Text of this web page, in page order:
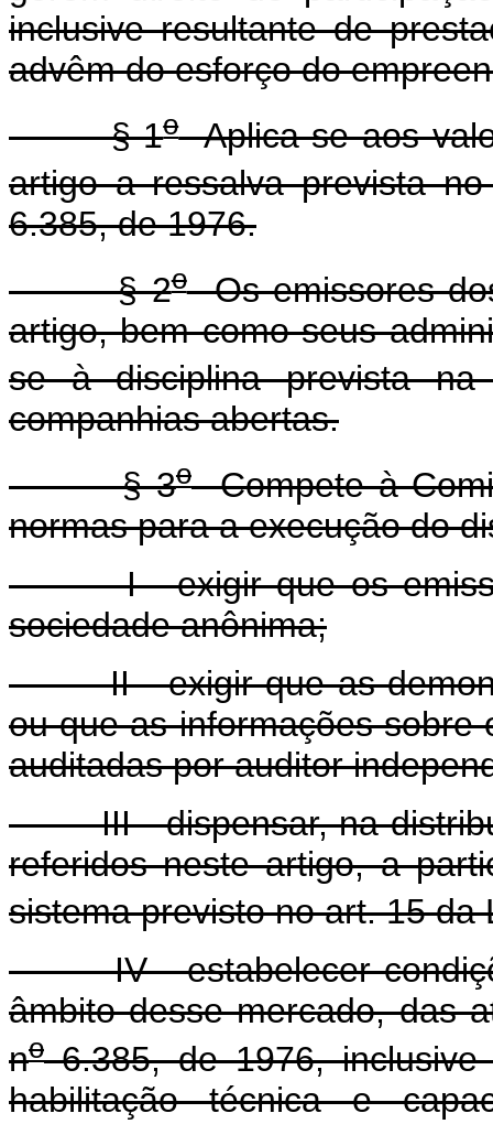
inclusive resultante de
advêm do esforço do
§ 1oAplica-se aos
artigo a ressalva prevista
6.385, de 1976.
§ 2oOs emissores
artigo, bem como seus
se à disciplina prevista
companhias abertas.
§ 3oCompete à
normas para a execução do
I - exigir que os
sociedade anônima;
II - exigir que as
ou que as informações sobre
auditadas por auditor
III - dispensar, na
referidos neste artigo, a
sistema previsto no art. 15 da
IV - estabelecer
âmbito desse mercado, das
no6.385, de 1976, inclusive
habilitação técnica e